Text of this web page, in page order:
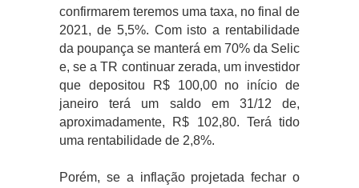
confirmarem teremos uma taxa, no final de
2021, de 5,5%. Com isto a rentabilidade
da poupança se manterá em 70% da Selic
e, se a TR continuar zerada, um investidor
que depositou R$ 100,00 no início de
janeiro terá um saldo em 31/12 de,
aproximadamente, R$ 102,80. Terá tido
uma rentabilidade de 2,8%.
Porém, se a inflação projetada fechar o